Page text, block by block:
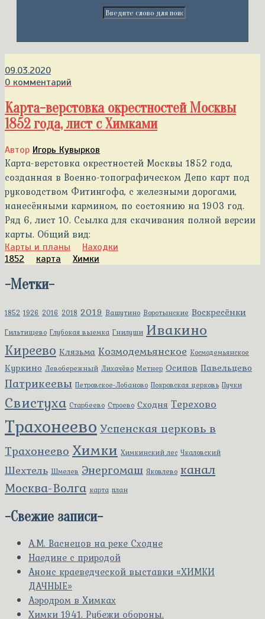
09.03.2020
0 комментарий
Карта-верстовка окрестностей Москвы
1852 года, лист с Химками
Автор Игорь Кувырков
Карта-верстовка окрестностей Москвы 1852 года,
созданная в Военно-топографическом Депо карт под
руководством Фитингофа, с железными дорогами,
нанесёнными кармином, по состоянию на 1903 год.
Ряд 6, лист 10. Ссылка для скачивания полной версии
карты. Общий вид:
Карты и планы
Находки
1852
карта Химки
-Метки-
1852 1926 2016 2018 2019 Вашутино Воротынские Воскресёнки
Гильтищево Глубокая выемка Гнилуши Ивакино
Киреево Клязьма Козмодемьянское Космодемьянское
Куркино Левобережный Лихачёво Метнер Осипов Павельцево
Патрикеевы Петровское-Лобаново Покровская церковь Пучки
Свистуха Старбеево Строево Сходня Терехово
Трахонеево Успенская церковь в
Трахонеево Химки Химкинский лес Чкаловский
Шехтель Шмелев Энергомаш Яковлево канал
Москва-Волга карта план
-Свежие записи-
А.М. Васнецов на реке Сходне
Наедине с природой
Анонс краеведческой выставки «ХИМКИ
ДАЧНЫЕ»
Аэродром в Химках
Химки 1941. Рубежи обороны.